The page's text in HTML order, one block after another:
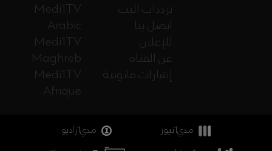
Medi1TV
Arabic
Medi1TV
Maghreb
Medi1TV
Afrique
ترددات البث
اتصل بنا
للإعلان
عن القناة
إشارات قانونية
مدي1نيوز
مدي1راديو